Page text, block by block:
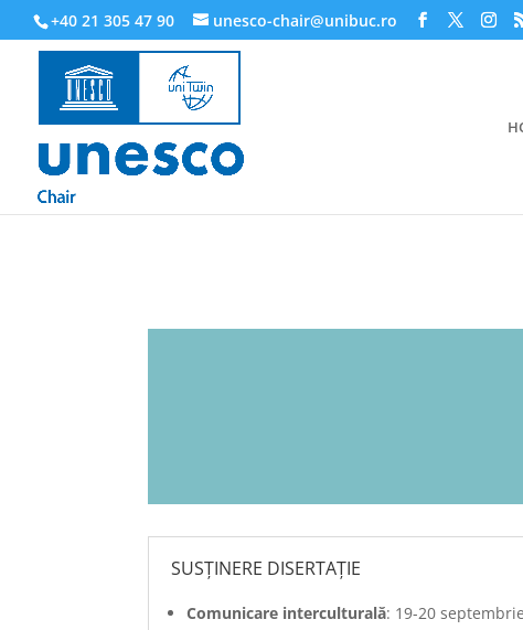
218945019564526
+40 21 305 47 90 unesco-chair@unibuc.ro
SUSŢINERE DISERTAȚIE
Comunicare interculturală: 19-20